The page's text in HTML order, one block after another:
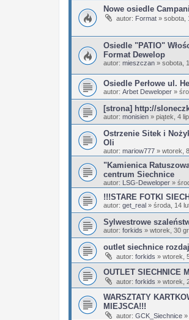
Nowe osiedle
autor: Format » sobota,
Osiedle "PATIO"
Format Dewelop
autor: mieszczan » sobota,
Osiedle Perłowe ul.
autor: Arbet Deweloper »
[strona] http://
autor: monisien » piątek, 4
Ostrzenie Sitek i
Oli
autor: mariow777 » wtorek,
"Kamienica
centrum Siechnice
autor: LSG-Deweloper »
!!!STARE FOTKI
autor: get_real » środa, 14
Sylwestrowe
autor: forkids » wtorek, 30
outlet siechnice
autor: forkids » wtorek,
OUTLET SIECHNICE
autor: forkids » wtorek,
WARSZTATY
MIEJSCA!!!
autor: GCK_Siechnice »